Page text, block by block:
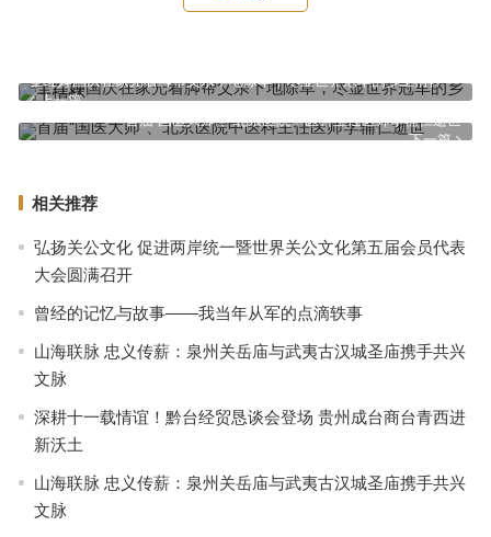
上一篇
全红婵国庆在家光着脚帮父亲下地除草，尽显世界冠军的乡土情怀
下一篇
首届“国医大师”、北京医院中医科主任医师李辅仁逝世
相关推荐
弘扬关公文化 促进两岸统一暨世界关公文化第五届会员代表
大会圆满召开
曾经的记忆与故事——我当年从军的点滴轶事
山海联脉 忠义传薪：泉州关岳庙与武夷古汉城圣庙携手共兴
文脉
深耕十一载情谊！黔台经贸恳谈会登场 贵州成台商台青西进
新沃土
山海联脉 忠义传薪：泉州关岳庙与武夷古汉城圣庙携手共兴
文脉